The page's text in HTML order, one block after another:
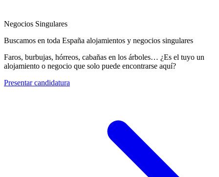
Negocios Singulares
Buscamos en toda España alojamientos y negocios singulares
Faros, burbujas, hórreos, cabañas en los árboles… ¿Es el tuyo un
alojamiento o negocio que solo puede encontrarse aquí?
Presentar candidatura